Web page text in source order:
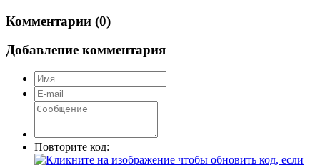
Комментарии (0)
Добавление комментария
Повторите код: